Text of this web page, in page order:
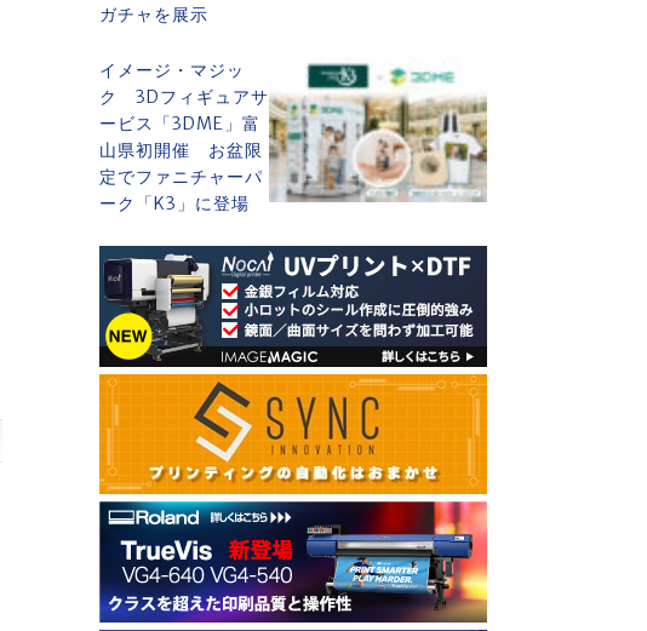
ガチャを展示
イメージ・マジッ
ク 3Dフィギュアサ
ービス「3DME」富
山県初開催 お盆限
定でファニチャーパ
ーク「K3」に登場